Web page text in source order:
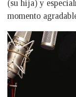
(su hija) y
momento